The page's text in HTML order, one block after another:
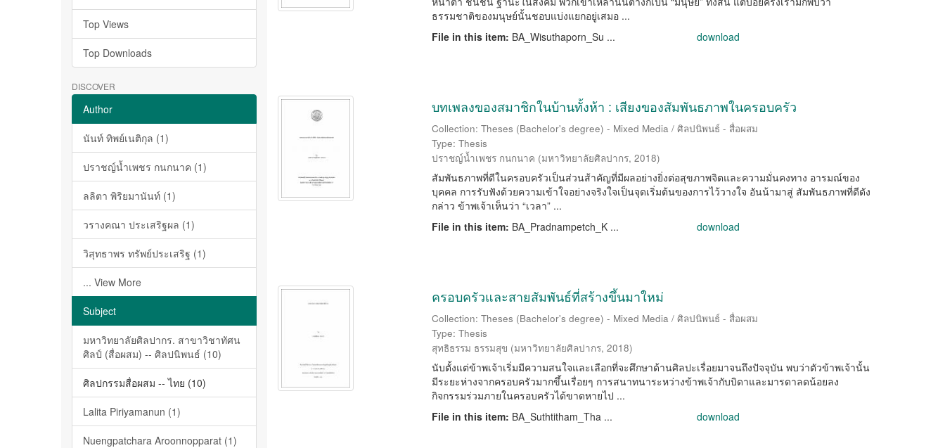
Top Views
Top Downloads
DISCOVER
Author
นันท์ ทิพย์เนติกุล (1)
ปราชญ์น้ำเพชร กนกนาค (1)
ลลิตา พิริยมานันท์ (1)
วรางคณา ประเสริฐผล (1)
วิสุทธาพร ทรัพย์ประเสริฐ (1)
... View More
Subject
มหาวิทยาลัยศิลปากร. สาขาวิชาทัศน
ศิลป์ (สื่อผสม) -- ศิลปนิพนธ์ (10)
ศิลปกรรมสื่อผสม -- ไทย (10)
Lalita Piriyamanun (1)
Nuengpatchara Aroonnopparat (1)
ธรรมชาติของมนุษย์นั้นชอบแบ่งแยกอยู่เสมอ ...
File in this item: BA_Wisuthaporn_Su ... download
บทเพลงของสมาชิกในบ้านทั้งห้า : เสียงของสัมพันธภาพในครอบครัว
Collection: Theses (Bachelor's degree) - Mixed Media / ศิลปนิพนธ์ - สื่อผสม
Type: Thesis
ปราชญ์น้ำเพชร กนกนาค (มหาวิทยาลัยศิลปากร, 2018)
สัมพันธภาพที่ดีในครอบครัวเป็นส่วนส้าคัญที่มีผลอย่างยิ่งต่อสุขภาพจิตและความมั่นคงทาง อารมณ์ของ
บุคคล การรับฟังด้วยความเข้าใจอย่างจริงใจเป็นจุดเริ่มต้นของการไว้วางใจ อันน้ามาสู่ สัมพันธภาพที่ดีดัง
กล่าว ข้าพเจ้าเห็นว่า “เวลา” ...
File in this item: BA_Pradnampetch_K ... download
ครอบครัวและสายสัมพันธ์ที่สร้างขึ้นมาใหม่
Collection: Theses (Bachelor's degree) - Mixed Media / ศิลปนิพนธ์ - สื่อผสม
Type: Thesis
สุทธิธรรม ธรรมสุข (มหาวิทยาลัยศิลปากร, 2018)
นับตั้งแต่ข้าพเจ้าเริ่มมีความสนใจและเลือกที่จะศึกษาด้านศิลปะเรื่อยมาจนถึงปัจจุบัน พบว่าตัวข้าพเจ้านั้น
มีระยะห่างจากครอบครัวมากขึ้นเรื่อยๆ การสนาทนาระหว่างข้าพเจ้ากับบิดาและมารดาลดน้อยลง
กิจกรรมร่วมภายในครอบครัวได้ขาดหายไป ...
File in this item: BA_Suthtitham_Tha ... download